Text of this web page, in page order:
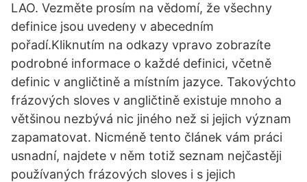
LAO. Vezměte prosím na vědomí, že všechny
definice jsou uvedeny v abecedním
pořadí.Kliknutím na odkazy vpravo zobrazíte
podrobné informace o každé definici, včetně
definic v angličtině a místním jazyce. Takovýchto
frázových sloves v angličtině existuje mnoho a
většinou nezbývá nic jiného než si jejich význam
zapamatovat. Nicméně tento článek vám práci
usnadní, najdete v něm totiž seznam nejčastěji
používaných frázových sloves i s jejich